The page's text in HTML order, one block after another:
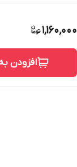
1,160,000
افزودن